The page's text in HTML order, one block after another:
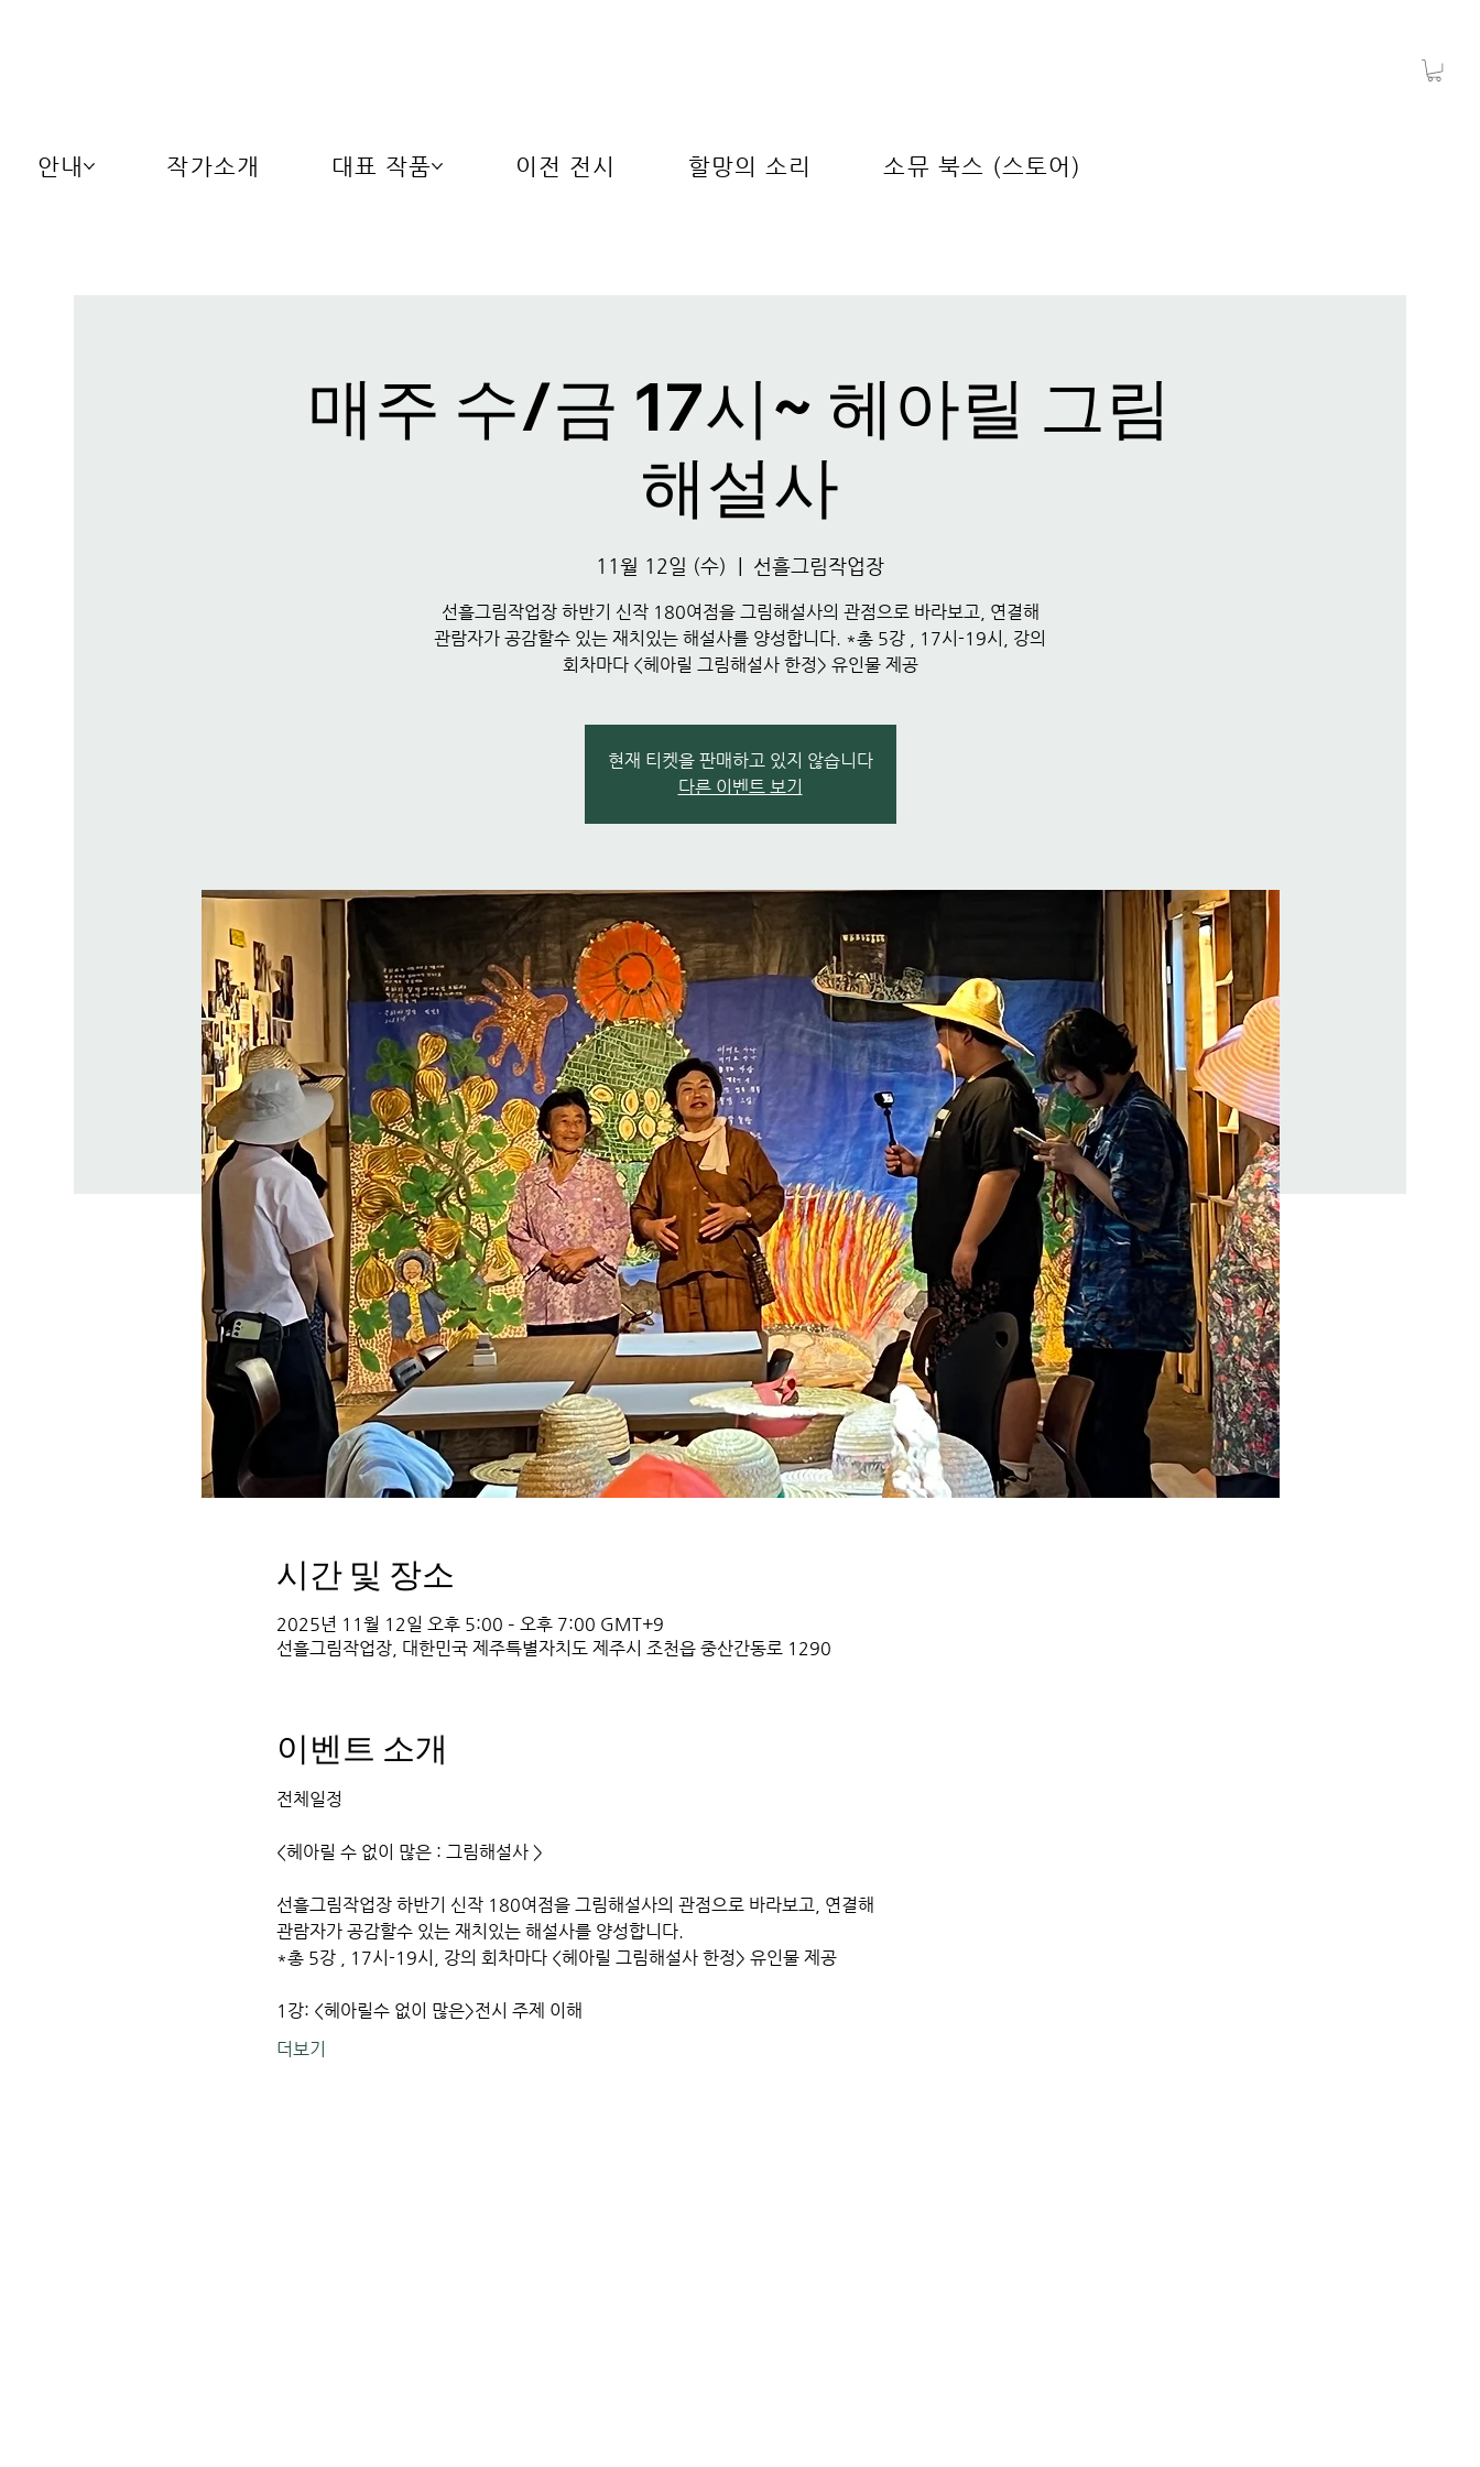
안내 작가소개 대표 작품 이전 전시 할망의 소리 소뮤 북스 (스토어)
매주 수/금 17시~ 헤아릴 그림
해설사
11월 12일 (수) 선흘그림작업장
선흘그림작업장 하반기 신작 180여점을 그림해설사의 관점으로 바라보고, 연결해
관람자가 공감할수 있는 재치있는 해설사를 양성합니다. *총 5강 , 17시-19시, 강의
회차마다 <헤아릴 그림해설사 한정> 유인물 제공
현재 티켓을 판매하고 있지 않습니다
다른 이벤트 보기
시간 및 장소
2025년 11월 12일 오후 5:00 – 오후 7:00 GMT+9
선흘그림작업장, 대한민국 제주특별자치도 제주시 조천읍 중산간동로 1290
이벤트 소개
전체일정
<헤아릴 수 없이 많은 : 그림해설사 >
선흘그림작업장 하반기 신작 180여점을 그림해설사의 관점으로 바라보고, 연결해
관람자가 공감할수 있는 재치있는 해설사를 양성합니다.
*총 5강 , 17시-19시, 강의 회차마다 <헤아릴 그림해설사 한정> 유인물 제공
1강: <헤아릴수 없이 많은>전시 주제 이해
더보기